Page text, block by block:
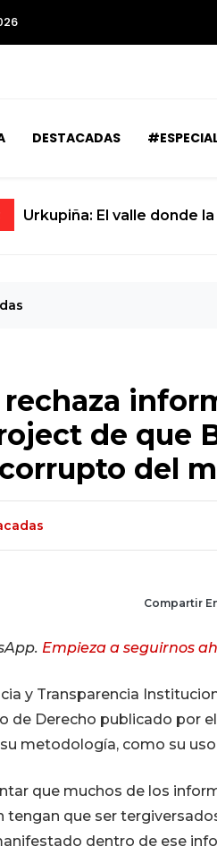
DESTACADAS
Urkupiña: El valle donde
de que
del
Compartir
Empieza a seguirnos
y Transparencia
de Derecho publicado por
metodología, como su
que muchos de los
tengan que ser
dentro de ese